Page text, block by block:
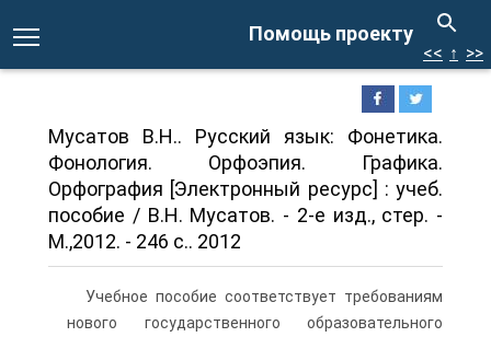
Помощь проекту
<< ↑ >>
Мусатов В.Н.. Русский язык: Фонетика.
Фонология. Орфоэпия. Графика.
Орфография [Электронный ресурс] : учеб.
пособие / В.Н. Мусатов. - 2-е изд., стер. -
М.,2012. - 246 с.. 2012
Учебное пособие соответствует требованиям
нового государственного образовательного